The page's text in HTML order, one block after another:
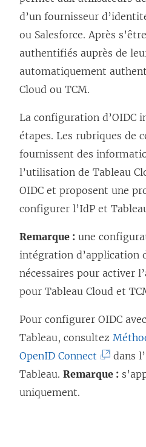
d’un fournisseur
ou Salesforce. Après
authentifiés auprès de
automatiquement
Cloud ou TCM.
La configuration d’OIDC
étapes. Les rubriques de
fournissent des
l’utilisation de Tableau
OIDC et proposent une
configurer l’IdP et
Remarque : une
intégration d’application
nécessaires pour activer
pour Tableau Cloud et
Pour configurer OIDC
Tableau, consultez
OpenID Connect
L
dans
Tableau. Remarque :
uniquement.